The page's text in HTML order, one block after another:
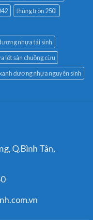
thùng tròn 250l
nhựa tái sinh
lót sàn chuồng cừu
dương nhựa nguyên sinh
Q.Bình Tân,